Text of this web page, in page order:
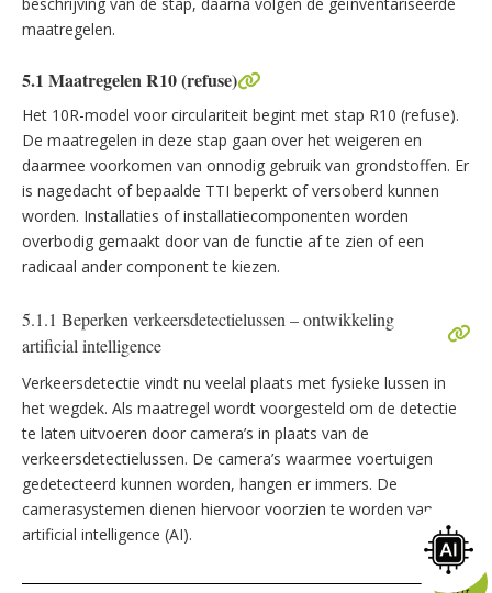
maatregelen.
5.1 Maatregelen R10 (refuse)
Het 10R-model voor circulariteit begint met stap R10 (refuse).
De maatregelen in deze stap gaan over het weigeren en
daarmee voorkomen van onnodig gebruik van grondstoffen. Er
is nagedacht of bepaalde TTI beperkt of versoberd kunnen
worden. Installaties of installatiecomponenten worden
overbodig gemaakt door van de functie af te zien of een
radicaal ander component te kiezen.
5.1.1 Beperken verkeersdetectielussen – ontwikkeling
artificial intelligence
Verkeersdetectie vindt nu veelal plaats met fysieke lussen in
het wegdek. Als maatregel wordt voorgesteld om de detectie
te laten uitvoeren door camera’s in plaats van de
verkeersdetectielussen. De camera’s waarmee voertuigen
gedetecteerd kunnen worden, hangen er immers. De
camerasystemen dienen hiervoor voorzien te worden van
artificial intelligence (AI).
Klap